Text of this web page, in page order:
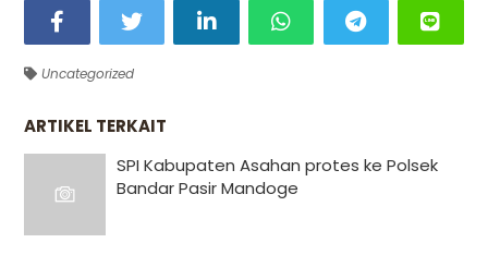
Uncategorized
ARTIKEL TERKAIT
SPI Kabupaten Asahan protes ke Polsek
Bandar Pasir Mandoge